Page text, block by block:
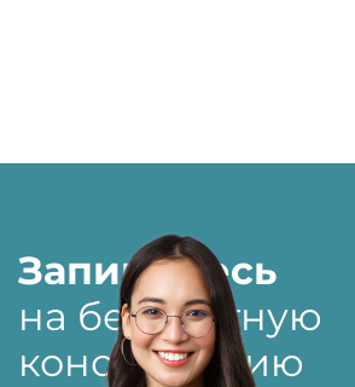
Запишитесь
на бесплатную
консультацию